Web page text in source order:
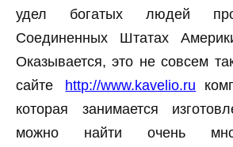
удел богатых людей
Соединенных Штатах
Оказывается, это не совсем
сайте
http://www.kavelio.ru
которая занимается
можно найти очень